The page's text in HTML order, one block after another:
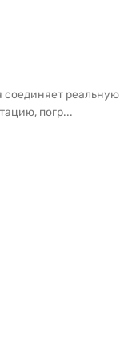
соединяет реальную
погр...